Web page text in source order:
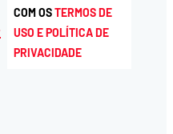
Download
COM OSTERMOS DE
USO E POLÍTICA DE
PRIVACIDADE